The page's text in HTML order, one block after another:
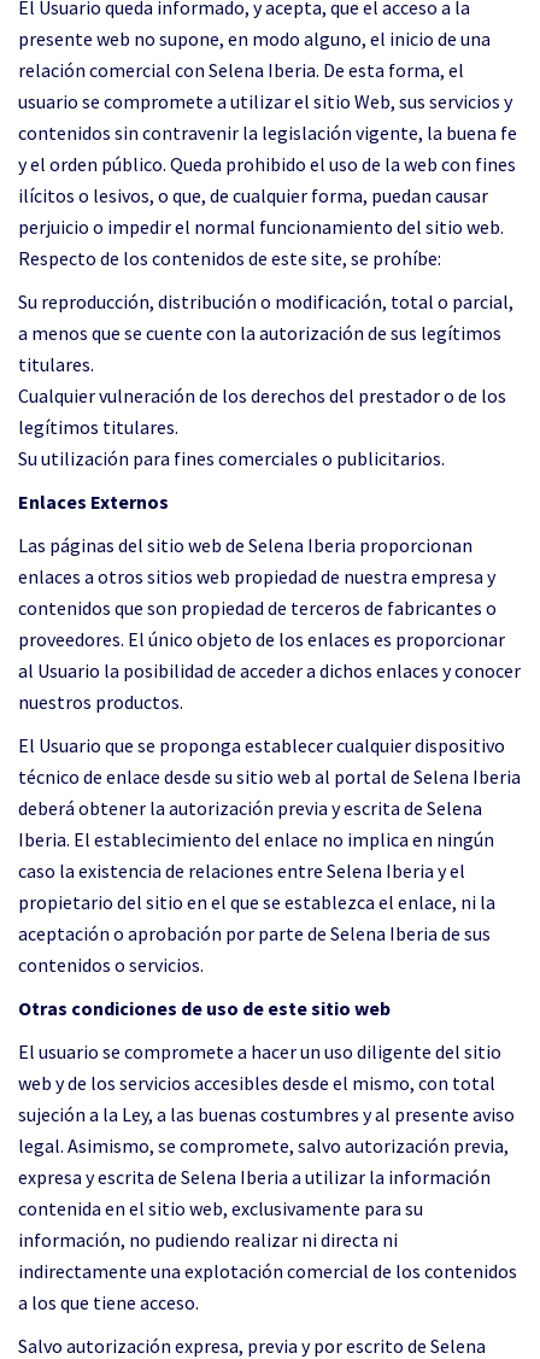
El Usuario queda informado, y acepta, que el acceso a la
presente web no supone, en modo alguno, el inicio de una
relación comercial con Selena Iberia. De esta forma, el
usuario se compromete a utilizar el sitio Web, sus servicios y
contenidos sin contravenir la legislación vigente, la buena fe
y el orden público. Queda prohibido el uso de la web con fines
ilícitos o lesivos, o que, de cualquier forma, puedan causar
perjuicio o impedir el normal funcionamiento del sitio web.
Respecto de los contenidos de este site, se prohíbe:
Su reproducción, distribución o modificación, total o parcial,
a menos que se cuente con la autorización de sus legítimos
titulares.
Cualquier vulneración de los derechos del prestador o de los
legítimos titulares.
Su utilización para fines comerciales o publicitarios.
Enlaces Externos
Las páginas del sitio web de Selena Iberia proporcionan
enlaces a otros sitios web propiedad de nuestra empresa y
contenidos que son propiedad de terceros de fabricantes o
proveedores. El único objeto de los enlaces es proporcionar
al Usuario la posibilidad de acceder a dichos enlaces y conocer
nuestros productos.
El Usuario que se proponga establecer cualquier dispositivo
técnico de enlace desde su sitio web al portal de Selena Iberia
deberá obtener la autorización previa y escrita de Selena
Iberia. El establecimiento del enlace no implica en ningún
caso la existencia de relaciones entre Selena Iberia y el
propietario del sitio en el que se establezca el enlace, ni la
aceptación o aprobación por parte de Selena Iberia de sus
contenidos o servicios.
Otras condiciones de uso de este sitio web
El usuario se compromete a hacer un uso diligente del sitio
web y de los servicios accesibles desde el mismo, con total
sujeción a la Ley, a las buenas costumbres y al presente aviso
legal. Asimismo, se compromete, salvo autorización previa,
expresa y escrita de Selena Iberia a utilizar la información
contenida en el sitio web, exclusivamente para su
información, no pudiendo realizar ni directa ni
indirectamente una explotación comercial de los contenidos
a los que tiene acceso.
Salvo autorización expresa, previa y por escrito de Selena